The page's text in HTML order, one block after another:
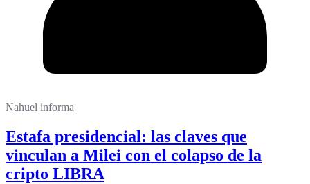
Nahuel informa
Estafa presidencial: las claves que
vinculan a Milei con el colapso de la
cripto LIBRA